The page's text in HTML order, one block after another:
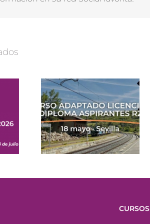
Curso adaptado
Licencia y Diploma
de Maquinista para
aspirantes R2 –
Sevilla 2026
CURSOS